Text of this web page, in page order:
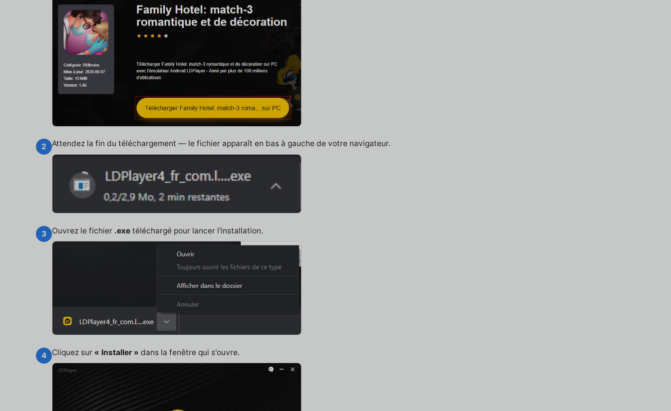
2 Attendez la fin du téléchargement — le fichier apparaît en bas à gauche de votre navigateur.
3 Ouvrez le fichier .exe téléchargé pour lancer l'installation.
4 Cliquez sur « Installer » dans la fenêtre qui s'ouvre.